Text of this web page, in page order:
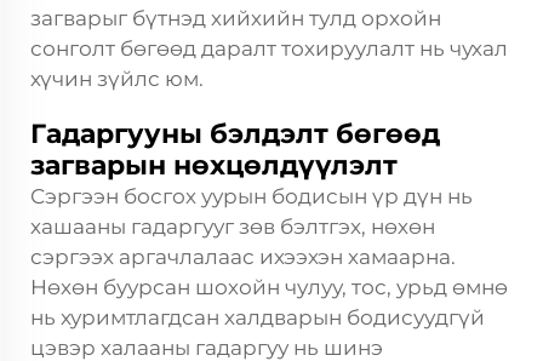
загварыг бүтнэд хийхийн тулд орхойн
сонголт бөгөөд даралт тохируулалт нь чухал
хүчин зүйлс юм.
Гадаргууны бэлдэлт бөгөөд
загварын нөхцөлдүүлэлт
Сэргээн босгох уурын бодисын үр дүн нь
хашааны гадаргууг зөв бэлтгэх, нөхөн
сэргээх аргачлалаас ихээхэн хамаарна.
Нөхөн буурсан шохойн чулуу, тос, урьд өмнө
нь хуримтлагдсан халдварын бодисуудгүй
цэвэр халааны гадаргуу нь шинэ